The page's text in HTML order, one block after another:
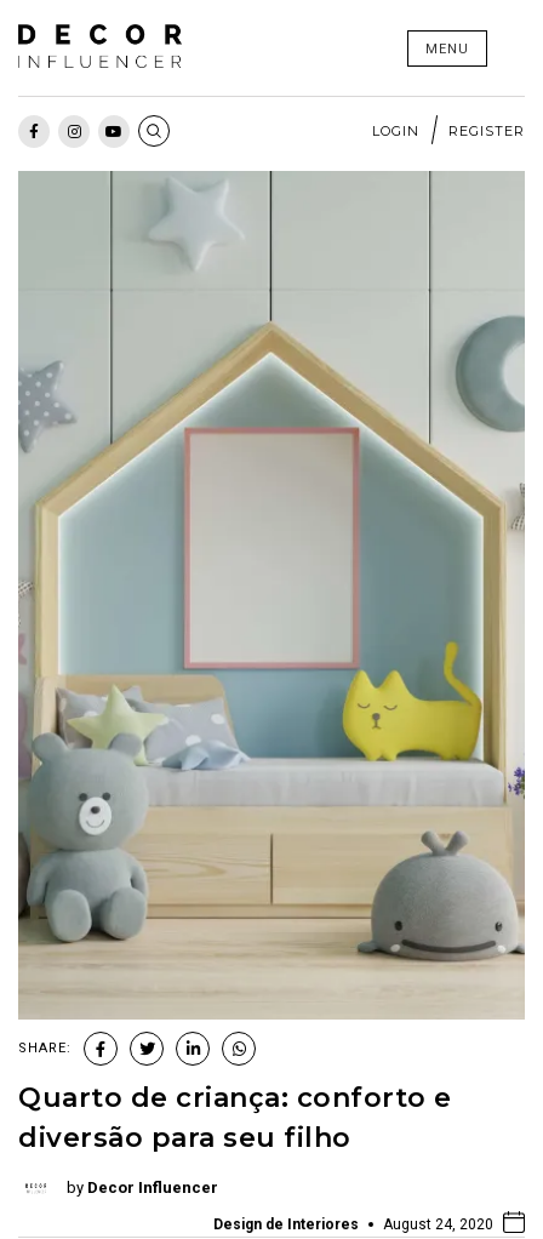
Skip
content
MENU
LOGIN REGISTER
SHARE:
Quarto de criança: conforto e
diversão para seu filho
by Decor Influencer
Design de Interiores August 24, 2020